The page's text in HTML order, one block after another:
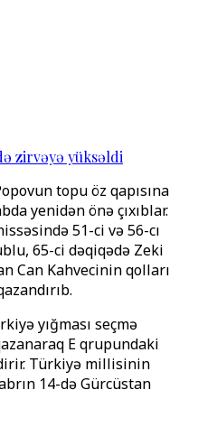
zirvəyə yüksəldi
topu öz qapısına
yenidən önə çıxıblar.
51-ci və 56-cı
65-ci dəqiqədə Zeki
Can Kahvecinin qolları
yığması seçmə
E qrupundaki
Türkiyə millisinin
14-də Gürcüstan